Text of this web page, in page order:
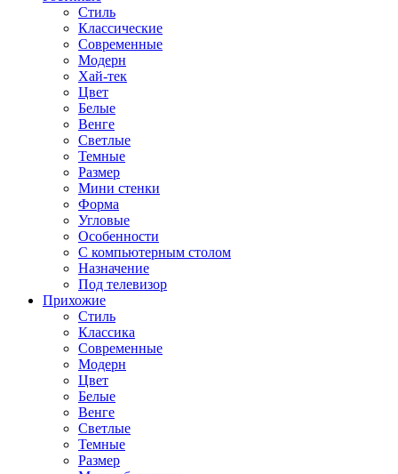
Стиль
Классические
Современные
Модерн
Хай-тек
Цвет
Белые
Венге
Светлые
Темные
Размер
Мини стенки
Форма
Угловые
Особенности
С компьютерным столом
Назначение
Под телевизор
Прихожие
Стиль
Классика
Современные
Модерн
Цвет
Белые
Венге
Светлые
Темные
Размер